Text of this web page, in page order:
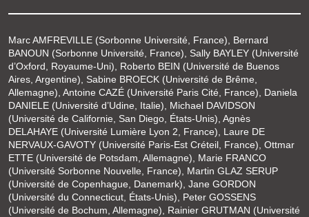
Marc AMFREVILLE (Sorbonne Université, France), Bernard
BANOUN (Sorbonne Université, France), Sally BAYLEY (Université
d’Oxford, Royaume-Uni), Roberto BEIN (Université de Buenos
Aires, Argentine), Sabine BROECK (Université de Brême,
Allemagne), Antoine CAZÉ (Université Paris Cité, France), Daniela
DANIELE (Université d’Udine, Italie), Michael DAVIDSON
(Université de Californie, San Diego, États-Unis), Agnès
DELAHAYE (Université Lumière Lyon 2, France), Laure DE
NERVAUX-GAVOTY (Université Paris-Est Créteil, France), Ottmar
ETTE (Université de Potsdam, Allemagne), Marie FRANCO
(Université Sorbonne Nouvelle, France), Martin GLAZ SERUP
(Université de Copenhague, Danemark), Jane GORDON
(Université du Connecticut, États-Unis), Peter GOSSENS
(Université de Bochum, Allemagne), Rainier GRUTMAN (Université